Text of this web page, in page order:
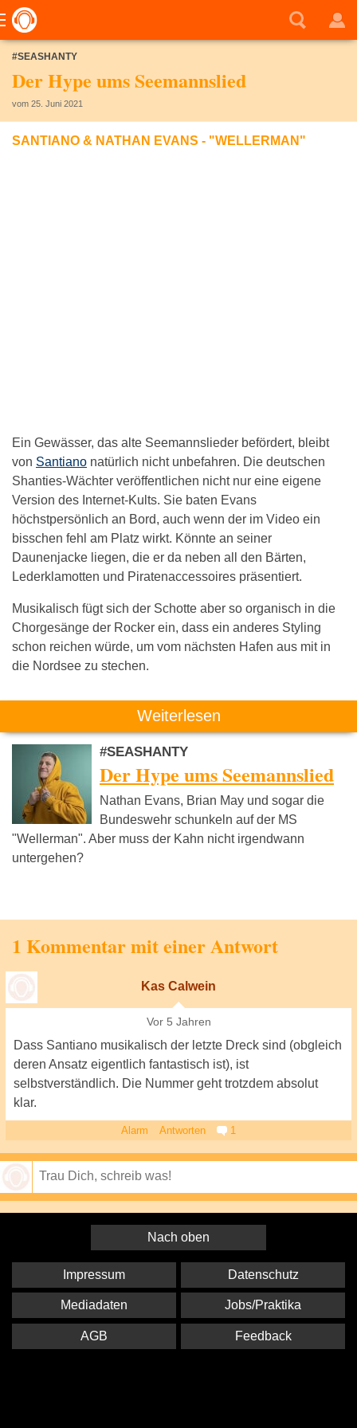
#SEASHANTY
Der Hype ums Seemannslied
vom 25. Juni 2021
SANTIANO & NATHAN EVANS - "WELLERMAN"
Ein Gewässer, das alte Seemannslieder befördert, bleibt
von Santiano natürlich nicht unbefahren. Die deutschen
Shanties-Wächter veröffentlichen nicht nur eine eigene
Version des Internet-Kults. Sie baten Evans
höchstpersönlich an Bord, auch wenn der im Video ein
bisschen fehl am Platz wirkt. Könnte an seiner
Daunenjacke liegen, die er da neben all den Bärten,
Lederklamotten und Piratenaccessoires präsentiert.
Musikalisch fügt sich der Schotte aber so organisch in die
Chorgesänge der Rocker ein, dass ein anderes Styling
schon reichen würde, um vom nächsten Hafen aus mit in
die Nordsee zu stechen.
Weiterlesen
#SEASHANTY
Der Hype ums Seemannslied
Nathan Evans, Brian May und sogar die
Bundeswehr schunkeln auf der MS
"Wellerman". Aber muss der Kahn nicht irgendwann
untergehen?
1 Kommentar mit einer Antwort
Kas Calwein
Vor 5 Jahren
Dass Santiano musikalisch der letzte Dreck sind (obgleich
deren Ansatz eigentlich fantastisch ist), ist
selbstverständlich. Die Nummer geht trotzdem absolut
klar.
Alarm Antworten 1
Nach oben
Impressum Datenschutz
Mediadaten Jobs/Praktika
AGB Feedback